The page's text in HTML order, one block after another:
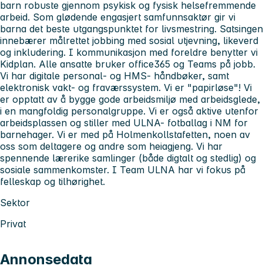
barn robuste gjennom psykisk og fysisk helsefremmende
arbeid. Som glødende engasjert samfunnsaktør gir vi
barna det beste utgangspunktet for livsmestring. Satsingen
innebærer målrettet jobbing med sosial utjevning, likeverd
og inkludering. I kommunikasjon med foreldre benytter vi
Kidplan. Alle ansatte bruker office365 og Teams på jobb.
Vi har digitale personal- og HMS- håndbøker, samt
elektronisk vakt- og fraværssystem. Vi er "papirløse"! Vi
er opptatt av å bygge gode arbeidsmiljø med arbeidsglede,
i en mangfoldig personalgruppe. Vi er også aktive utenfor
arbeidsplassen og stiller med ULNA- fotballag i NM for
barnehager. Vi er med på Holmenkollstafetten, noen av
oss som deltagere og andre som heiagjeng. Vi har
spennende lærerike samlinger (både digtalt og stedlig) og
sosiale sammenkomster. I Team ULNA har vi fokus på
felleskap og tilhørighet.
Sektor
Privat
Annonsedata